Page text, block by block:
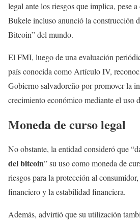
legal ante los riesgos que implica, pese
Bukele incluso anunció la construcción
Bitcoin” del mundo.
El FMI, luego de una evaluación
país conocida como Artículo IV,
Gobierno salvadoreño por promover la
crecimiento económico mediante el uso
Moneda de curso legal
No obstante, la entidad consideró que
del bitcoin” su uso como moneda de
riesgos para la protección al
financiero y la estabilidad financiera.
Además, advirtió que su utilización